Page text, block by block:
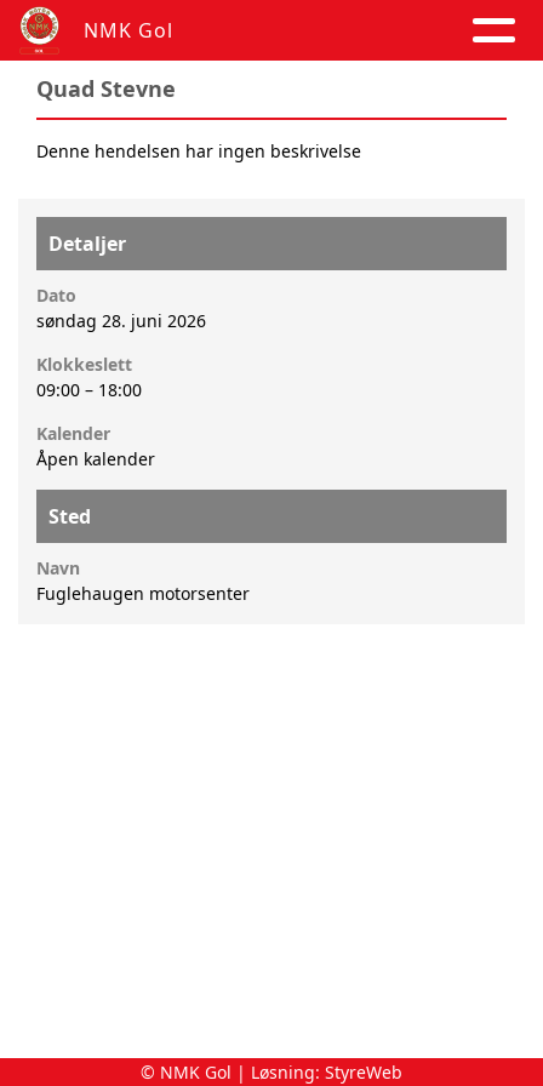
NMK Gol
Quad Stevne
Denne hendelsen har ingen beskrivelse
Detaljer
Dato
søndag 28. juni 2026
Klokkeslett
09:00 – 18:00
Kalender
Åpen kalender
Sted
Navn
Fuglehaugen motorsenter
© NMK Gol | Løsning: StyreWeb